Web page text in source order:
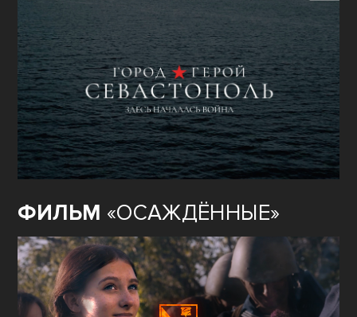
ФИЛЬМ «ОСАЖДЁННЫЕ»